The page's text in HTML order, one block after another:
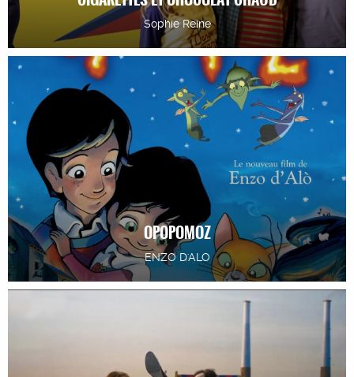
Sophie Reine
OPOPOMOZ
ENZO D'ALO